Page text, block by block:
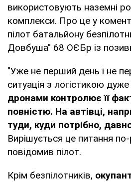
використовують наземні
комплекси. Про це у
пілот батальйону
Довбуша" 68 ОЄБр із
"Уже не перший день і не
ситуація з логістикою
дронами контролює її
повністю. На автівці,
туди, куди потрібно,
Вирішується це питання
повідомив пілот.
Крім безпілотників,